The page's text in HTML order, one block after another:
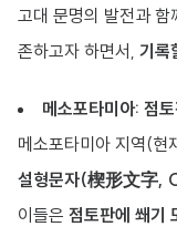
고대 문명의 발전과
존하고자 하면서, 기록
메소포타미아: 점
메소포타미아 지역(
설형문자(楔形文字,
이들은 점토판에 쐐기